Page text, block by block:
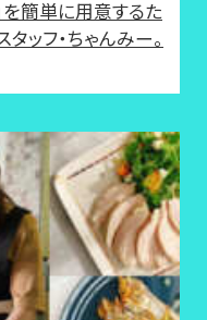
を簡単に用意するた
ッフ・ちゃんみー。